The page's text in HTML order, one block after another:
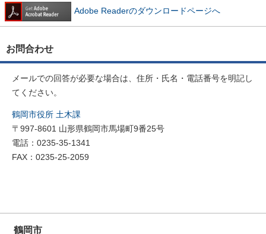
Adobe Readerのダウンロードページへ
お問合わせ
メールでの回答が必要な場合は、住所・氏名・電話番号を明記し
てください。
鶴岡市役所 土木課
〒997-8601 山形県鶴岡市馬場町9番25号
電話：0235-35-1341
FAX：0235-25-2059
鶴岡市